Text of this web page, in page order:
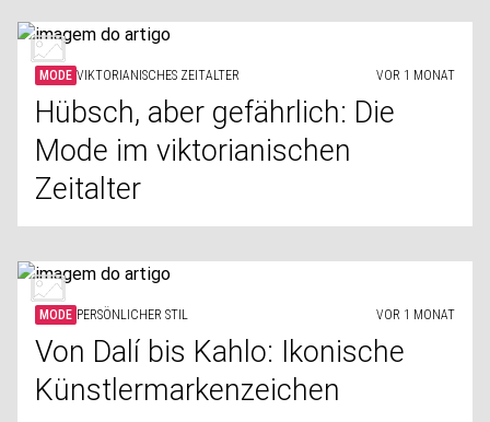
MODE VIKTORIANISCHES ZEITALTER VOR 1 MONAT
Hübsch, aber gefährlich: Die
Mode im viktorianischen
Zeitalter
MODE PERSÖNLICHER STIL VOR 1 MONAT
Von Dalí bis Kahlo: Ikonische
Künstlermarkenzeichen